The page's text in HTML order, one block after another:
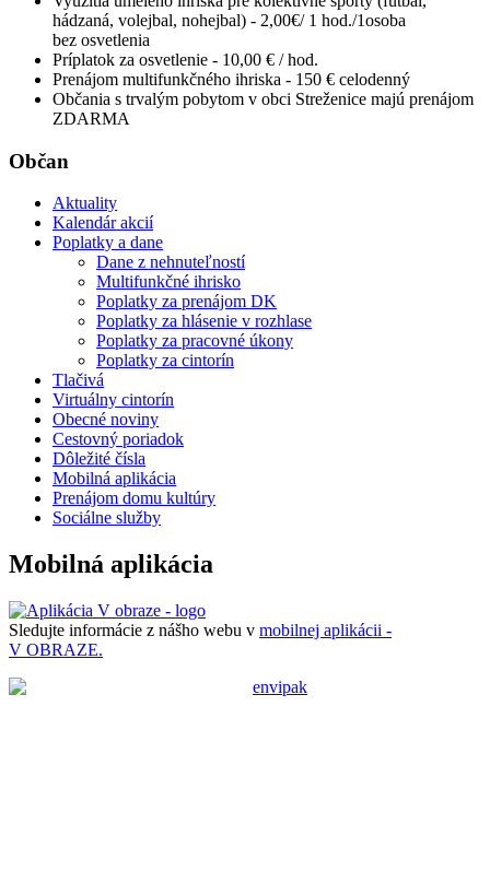
hádzaná, volejbal, nohejbal) - 2,00€/ 1 hod./1osoba
bez osvetlenia
Príplatok za osvetlenie - 10,00 € / hod.
Prenájom multifunkčného ihriska - 150 € celodenný
Občania s trvalým pobytom v obci Streženice majú prenájom
ZDARMA
Občan
Aktuality
Kalendár akcií
Poplatky a dane
Dane z nehnuteľností
Multifunkčné ihrisko
Poplatky za prenájom DK
Poplatky za hlásenie v rozhlase
Poplatky za pracovné úkony
Poplatky za cintorín
Tlačivá
Virtuálny cintorín
Obecné noviny
Cestovný poriadok
Dôležité čísla
Mobilná aplikácia
Prenájom domu kultúry
Sociálne služby
Mobilná aplikácia
Sledujte informácie z nášho webu v mobilnej aplikácii -
V OBRAZE.